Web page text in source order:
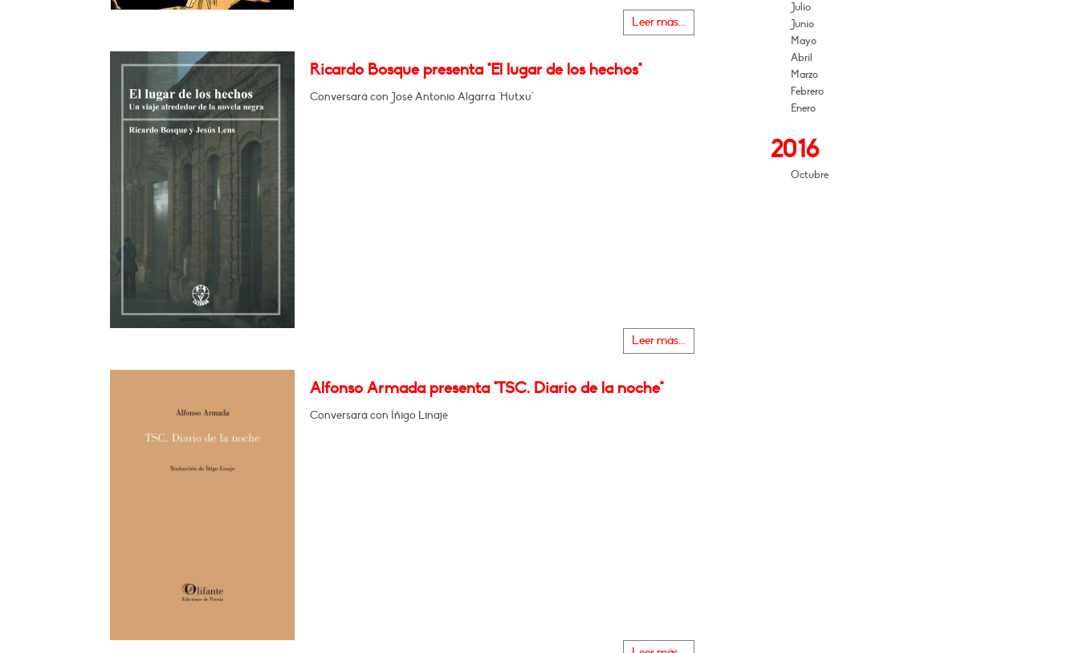
Leer más...
Ricardo Bosque presenta "El lugar de los hechos"
Conversará con José Antonio Algarra "Hutxu"
Leer más...
Alfonso Armada presenta "TSC. Diario de la noche"
Conversará con Íñigo Linaje
Julio
Junio
Mayo
Abril
Marzo
Febrero
Enero
2016
Octubre